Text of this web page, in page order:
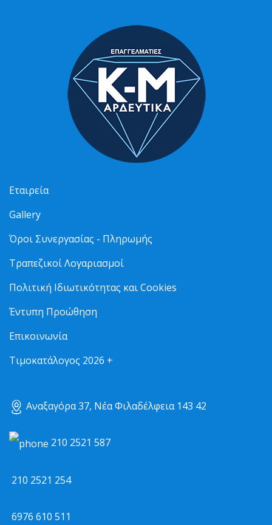
Εταιρεία
Gallery
Όροι Συνεργασίας - Πληρωμής
Τραπεζικοί Λογαριασμοί
Πολιτική Ιδιωτικότητας και Cookies
Έντυπη Προώθηση
Επικοινωνία
Τιμοκατάλογος 2026 +
Αναξαγόρα 37, Νέα Φιλαδέλφεια 143 42
210 2521 587
210 2521 254
6976 610 511